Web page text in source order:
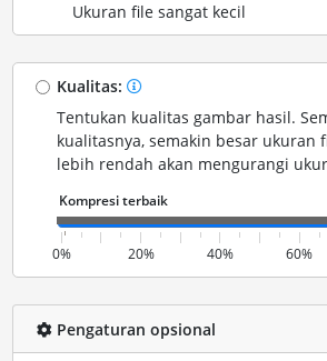
Ukuran file sangat kecil
Kualitas:
Tentukan kualitas gambar hasil.
kualitasnya, semakin besar ukuran
lebih rendah akan mengurangi
0% 20% 40% 60%
Pengaturan opsional